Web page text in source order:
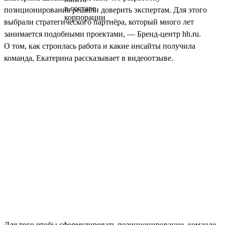
позиционирования решили доверить экспертам. Для этого
выбрали стратегического партнёра, который много лет
занимается подобными проектами, — Бренд-центр hh.ru.
О том, как строилась работа и какие инсайты получила
команда, Екатерина рассказывает в видеоотзыве.